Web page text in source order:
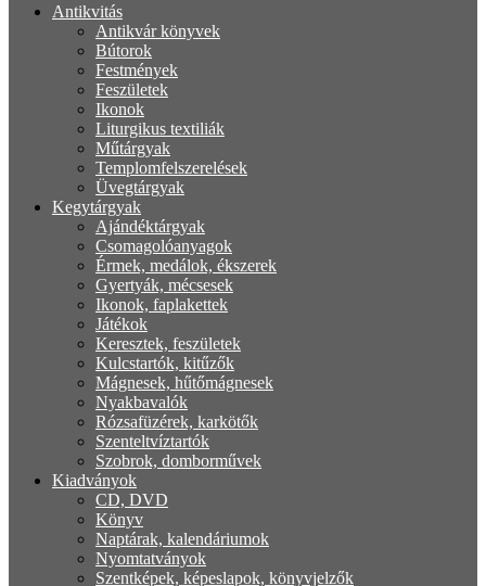
Antikvitás
Antikvár könyvek
Bútorok
Festmények
Feszületek
Ikonok
Liturgikus textiliák
Műtárgyak
Templomfelszerelések
Üvegtárgyak
Kegytárgyak
Ajándéktárgyak
Csomagolóanyagok
Érmek, medálok, ékszerek
Gyertyák, mécsesek
Ikonok, faplakettek
Játékok
Keresztek, feszületek
Kulcstartók, kitűzők
Mágnesek, hűtőmágnesek
Nyakbavalók
Rózsafüzérek, karkötők
Szenteltvíztartók
Szobrok, domborművek
Kiadványok
CD, DVD
Könyv
Naptárak, kalendáriumok
Nyomtatványok
Szentképek, képeslapok, könyvjelzők